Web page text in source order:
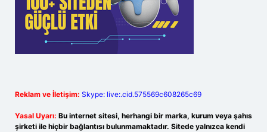
Reklam ve İletişim: Skype: live:.cid.575569c608265c69
Yasal Uyarı: Bu internet sitesi, herhangi bir marka, kurum veya şahıs
şirketi ile hiçbir bağlantısı bulunmamaktadır. Sitede yalnızca kendi